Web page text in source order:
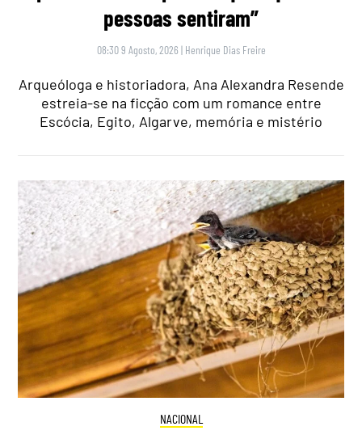
pessoas sentiram”
08:30 9 Agosto, 2026 | Henrique Dias Freire
Arqueóloga e historiadora, Ana Alexandra Resende
estreia-se na ficção com um romance entre
Escócia, Egito, Algarve, memória e mistério
NACIONAL